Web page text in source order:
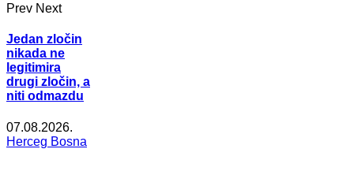
Prev Next
Jedan zločin
nikada ne
legitimira
drugi zločin, a
niti odmazdu
07.08.2026.
Herceg Bosna